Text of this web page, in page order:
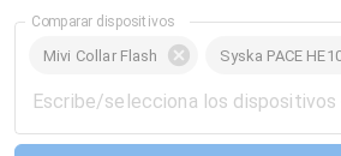
Comparar dispositivos
Mivi Collar Flash Syska PACE